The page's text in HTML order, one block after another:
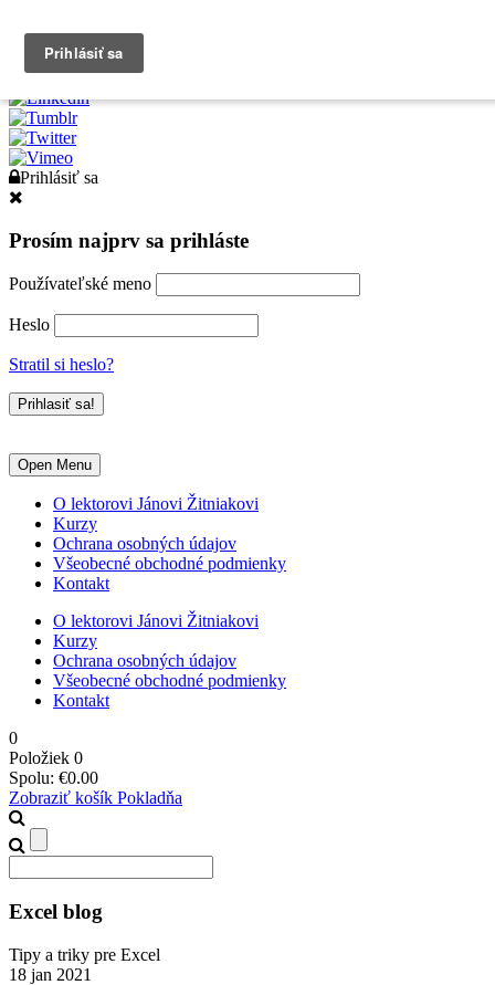
Prihlásiť sa
Prosím najprv sa prihláste
Používateľské meno
Heslo
Stratil si heslo?
Open Menu
O lektorovi Jánovi Žitniakovi
Kurzy
Ochrana osobných údajov
Všeobecné obchodné podmienky
Kontakt
O lektorovi Jánovi Žitniakovi
Kurzy
Ochrana osobných údajov
Všeobecné obchodné podmienky
Kontakt
0
Položiek 0
Spolu: €0.00
Zobraziť košík Pokladňa
Excel blog
Tipy a triky pre Excel
18 jan 2021